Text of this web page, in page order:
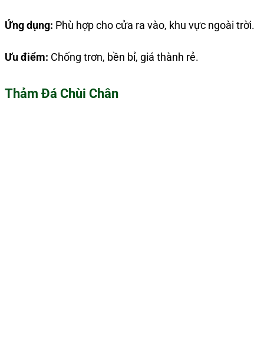
Ứng dụng: Phù hợp cho cửa ra vào, khu vực ngoài trời.
Ưu điểm: Chống trơn, bền bỉ, giá thành rẻ.
Thảm Đá Chùi Chân